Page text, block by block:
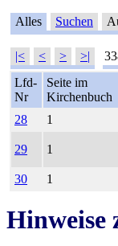
Alles Suchen
|< < > >|
Lfd-
Nr
Seite im
Kirchenbuch
28
1
29 1
30 1
Hinweise